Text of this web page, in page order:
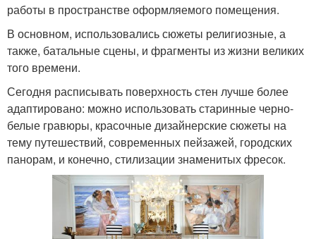
работы в пространстве оформляемого помещения.
В основном, использовались сюжеты религиозные, а
также, батальные сцены, и фрагменты из жизни великих
того времени.
Сегодня расписывать поверхность стен лучше более
адаптировано: можно использовать старинные черно-
белые гравюры, красочные дизайнерские сюжеты на
тему путешествий, современных пейзажей, городских
панорам, и конечно, стилизации знаменитых фресок.